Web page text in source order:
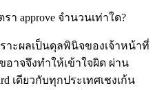
approve จำนวนเท่าใด?
าะผลเป็นดุลพินิจของเจ้าหน้าที่
อาจจึงทำให้เข้าใจผิด ผ่าน
เดียวกับทุกประเทศเชงเก้น